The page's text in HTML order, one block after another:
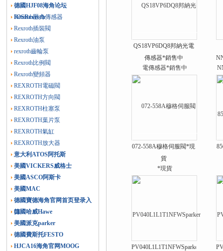
德國HJF08海角论坛
IOSRexroth
Rexroth壓力傳感器
Rexroth插裝閥
Rexroth油泵
rexroth齒輪泵
Rexroth比例閥
Rexroth變頻器
REXROTH電磁閥
REXROTH方向閥
REXROTH柱塞泵
REXROTH葉片泵
REXROTH氣缸
REXROTH放大器
意大利ATOS阿托斯
美國VICKERS威格士
美國ASCO阿斯卡
美國MAC
德國寶德海角官网首页登录入
口
德國哈威Hawe
美國派克parker
德國費斯托FESTO
HJCA16海角官网MOOG
QS18VP6DQ8邦納光電
傳感器*銷售中
072-558A穆格伺服閥*現
貨
PV040L1L1T1NFWSparker